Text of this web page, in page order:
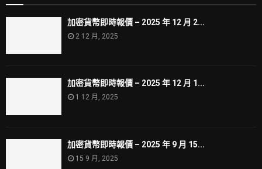
加密貨幣即時報價 – 2025 年 12 月 2...
2 12 月, 2025
加密貨幣即時報價 – 2025 年 12 月 1...
1 12 月, 2025
加密貨幣即時報價 – 2025 年 9 月 15...
15 9 月, 2025